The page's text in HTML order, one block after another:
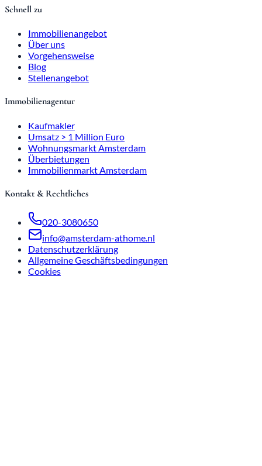
Schnell zu
Immobilienangebot
Über uns
Vorgehensweise
Blog
Stellenangebot
Immobilienagentur
Kaufmakler
Umsatz > 1 Million Euro
Wohnungsmarkt Amsterdam
Überbietungen
Immobilienmarkt Amsterdam
Kontakt & Rechtliches
020-3080650
info@amsterdam-athome.nl
Datenschutzerklärung
Allgemeine Geschäftsbedingungen
Cookies